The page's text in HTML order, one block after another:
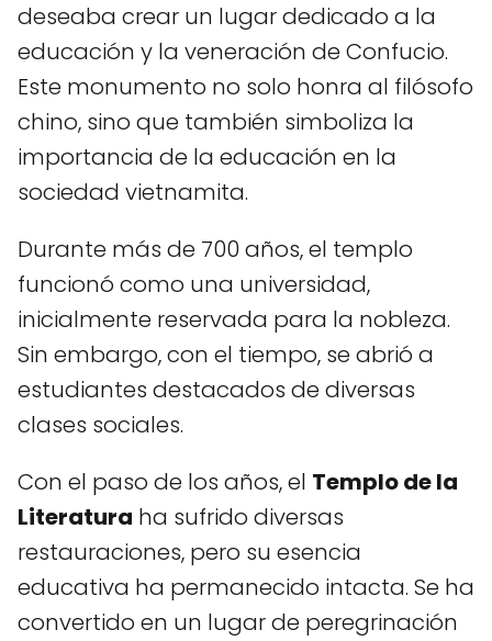
deseaba crear un lugar dedicado a la
educación y la veneración de Confucio.
Este monumento no solo honra al filósofo
chino, sino que también simboliza la
importancia de la educación en la
sociedad vietnamita.
Durante más de 700 años, el templo
funcionó como una universidad,
inicialmente reservada para la nobleza.
Sin embargo, con el tiempo, se abrió a
estudiantes destacados de diversas
clases sociales.
Con el paso de los años, el Templo de la
Literatura ha sufrido diversas
restauraciones, pero su esencia
educativa ha permanecido intacta. Se ha
convertido en un lugar de peregrinación